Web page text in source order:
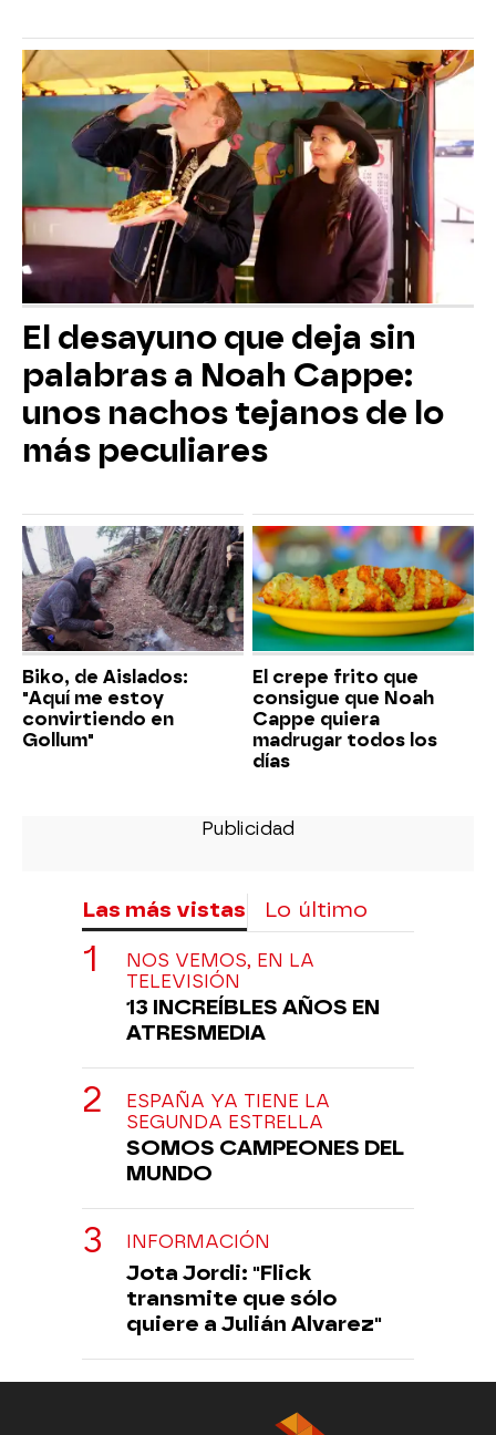
El desayuno que deja sin
palabras a Noah Cappe:
unos nachos tejanos de lo
más peculiares
Biko, de Aislados:
"Aquí me estoy
convirtiendo en
Gollum"
El crepe frito que
consigue que Noah
Cappe quiera
madrugar todos los
días
Las más vistas Lo último
NOS VEMOS, EN LA
TELEVISIÓN
13 INCREÍBLES AÑOS EN
ATRESMEDIA
ESPAÑA YA TIENE LA
SEGUNDA ESTRELLA
SOMOS CAMPEONES DEL
MUNDO
INFORMACIÓN
Jota Jordi: "Flick
transmite que sólo
quiere a Julián Alvarez"